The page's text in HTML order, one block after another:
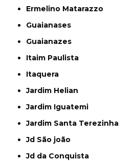
Ermelino Matarazzo
Guaianases
Guaianazes
Itaim Paulista
Itaquera
Jardim Helian
Jardim Iguatemi
Jardim Santa Terezinha
Jd São joão
Jd da Conquista